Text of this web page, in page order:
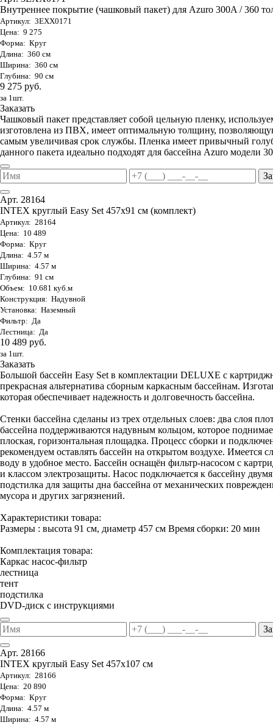
Внутреннее покрытие (чашковый пакет) для Azuro 300A / 360
Артикул: 3EXX0171
Цена: 9 275
Форма: Круг
Длина: 360 см
Ширина: 360 см
Глубина: 90 см
9 275 руб.
за 1шт.
Заказать
Чашковый пакет представляет собой цельную пленку,
изготовлена из ПВХ, имеет оптимальную толщину,
самым увеличивая срок службы. Пленка имеет привычный
данного пакета идеально подходят для бассейна Azuro модели
Арт. 28164
INTEX круглый Easy Set 457х91 см (комплект)
Артикул: 28164
Цена: 10 489
Форма: Круг
Длина: 4.57 м
Ширина: 4.57 м
Глубина: 91 см
Объем: 10.681 куб.м
Конструкция: Надувной
Установка: Наземный
Фильтр: Да
Лестница: Да
10 489 руб.
за 1шт.
Заказать
Большой бассейн Easy Set в комплектации DELUXE с
прекрасная альтернатива сборным каркасным бассейнам.
которая обеспечивает надежность и долговечность бассейна.
Стенки бассейна сделаны из трех отдельных слоев: два слоя
бассейна поддерживаются надувным кольцом, которое
плоская, горизонтальная площадка. Процесс сборки и
рекомендуем оставлять бассейн на открытом воздухе.
воду в удобное место. Бассейн оснащён фильтр-насосом с
и классом электрозащиты. Насос подключается к бассейну
подстилка для защиты дна бассейна от механических
мусора и других загрязнений.
Характеристики товара:
Размеры : высота 91 см, диаметр 457 см Время сборки: 20 мин
Комплектация товара:
Каркас насос-фильтр
лестница
тент
подстилка
DVD-диск с инструкциями
Арт. 28166
INTEX круглый Easy Set 457х107 см
Артикул: 28166
Цена: 20 890
Форма: Круг
Длина: 4.57 м
Ширина: 4.57 м